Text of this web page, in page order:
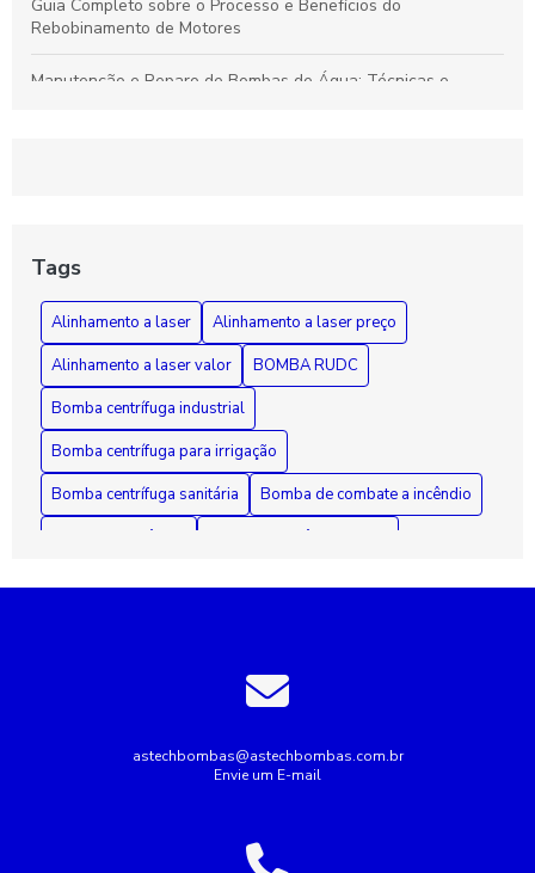
Guia Completo sobre o Processo e Benefícios do
Rebobinamento de Motores
Manutenção e Reparo de Bombas de Água: Técnicas e
Funcionamento e Manutenção Fundamental
Como Diagnosticar e Reparar Bombas d'Água com Segurança
e Eficiência
Tags
Alinhamento a laser
Alinhamento a laser preço
Alinhamento a laser valor
BOMBA RUDC
Bomba centrífuga industrial
Bomba centrífuga para irrigação
Bomba centrífuga sanitária
Bomba de combate a incêndio
Bombas submersas
Conserto de bomba submersa
Conserto de bombas
Empresa de rebobinagem de motores
astechbombas@astechbombas.com.br
Envie um E-mail